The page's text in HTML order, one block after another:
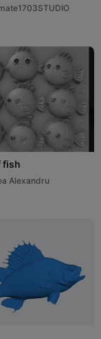
fish
Alexandru